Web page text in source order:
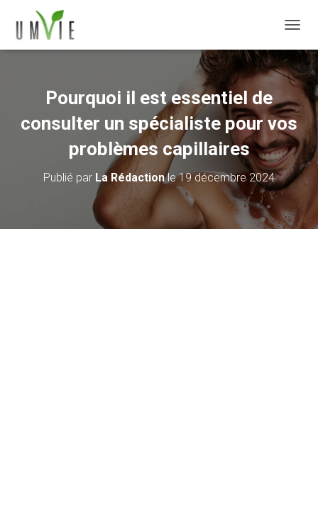
Pourquoi il est essentiel de
consulter un spécialiste pour vos
problèmes capillaires
Publié par La Rédactionle19 décembre 2024